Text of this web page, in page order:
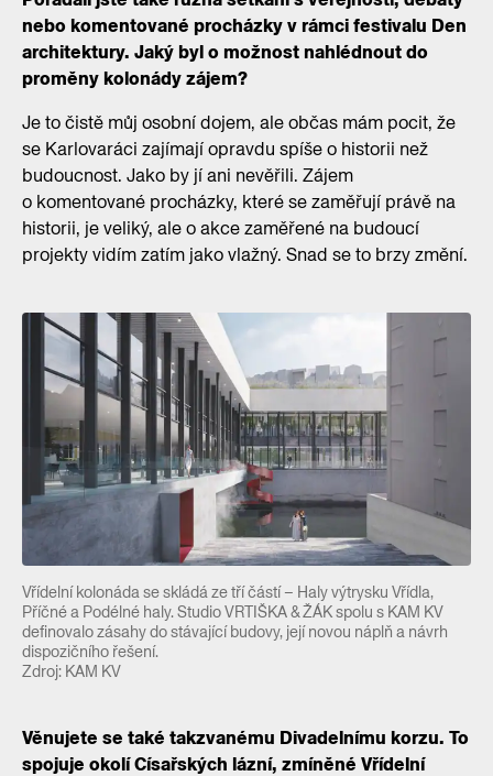
nebo komentované procházky v rámci festivalu Den
architektury. Jaký byl o možnost nahlédnout do
proměny kolonády zájem?
Je to čistě můj osobní dojem, ale občas mám pocit, že
se Karlovaráci zajímají opravdu spíše o historii než
budoucnost. Jako by jí ani nevěřili. Zájem
o komentované procházky, které se zaměřují právě na
historii, je veliký, ale o akce zaměřené na budoucí
projekty vidím zatím jako vlažný. Snad se to brzy změní.
Vřídelní kolonáda se skládá ze tří částí – Haly výtrysku Vřídla,
Příčné a Podélné haly. Studio VRTIŠKA & ŽÁK spolu s KAM KV
definovalo zásahy do stávající budovy, její novou náplň a návrh
dispozičního řešení.
Zdroj: KAM KV
Věnujete se také takzvanému Divadelnímu korzu. To
spojuje okolí Císařských lázní, zmíněné Vřídelní